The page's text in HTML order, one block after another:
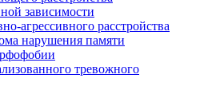
зависимости
агрессивного расстройства
нарушения памяти
тревожного